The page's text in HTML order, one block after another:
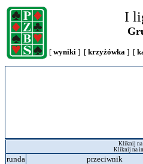
I
[ wyniki ] [ krzyżówka ] [
Kliknij na
Kliknij na
runda przeciwnik